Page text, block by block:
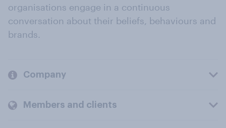
organisations engage in a continuous
conversation about their beliefs, behaviours and
brands.
Company
Members and clients